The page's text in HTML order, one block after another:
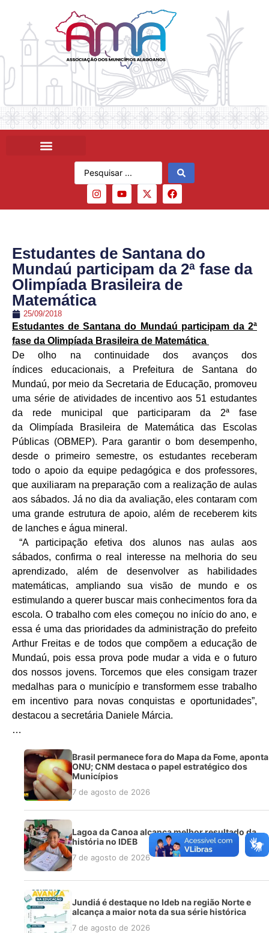
Estudantes de Santana do
Mundaú participam da 2ª fase da
Olimpíada Brasileira de
Matemática
25/09/2018
Estudantes de Santana do Mundaú participam da 2ª
fase da Olimpíada Brasileira de Matemática
De olho na continuidade dos avanços dos
índices educacionais, a Prefeitura de Santana do
Mundaú, por meio da Secretaria de Educação, promoveu
uma série de atividades de incentivo aos 51 estudantes
da rede municipal que participaram da 2ª fase
da Olimpíada Brasileira de Matemática das Escolas
Públicas (OBMEP). Para garantir o bom desempenho,
desde o primeiro semestre, os estudantes receberam
todo o apoio da equipe pedagógica e dos professores,
que auxiliaram na preparação com a realização de aulas
aos sábados. Já no dia da avaliação, eles contaram com
uma grande estrutura de apoio, além de receberem kits
de lanches e água mineral.
“A participação efetiva dos alunos nas aulas aos
sábados, confirma o real interesse na melhoria do seu
aprendizado, além de desenvolver as habilidades
matemáticas, ampliando sua visão de mundo e os
estimulando a querer buscar mais conhecimentos fora da
escola. O trabalho com eles começou no início do ano, e
essa é uma das prioridades da administração do prefeito
Arthur Freitas e de todos que compõem a educação de
Mundaú, pois essa prova pode mudar a vida e o futuro
dos nossos jovens. Torcemos que eles consigam trazer
medalhas para o município e transformem esse trabalho
em incentivo para novas conquistas e oportunidades”,
destacou a secretária Daniele Márcia.
…
Brasil permanece fora do Mapa da Fome, aponta
ONU; CNM destaca o papel estratégico dos
Municípios
7 de agosto de 2026
Lagoa da Canoa alcança melhor resultado da
história no IDEB
7 de agosto de 2026
Jundiá é destaque no Ideb na região Norte e
alcança a maior nota da sua série histórica
7 de agosto de 2026